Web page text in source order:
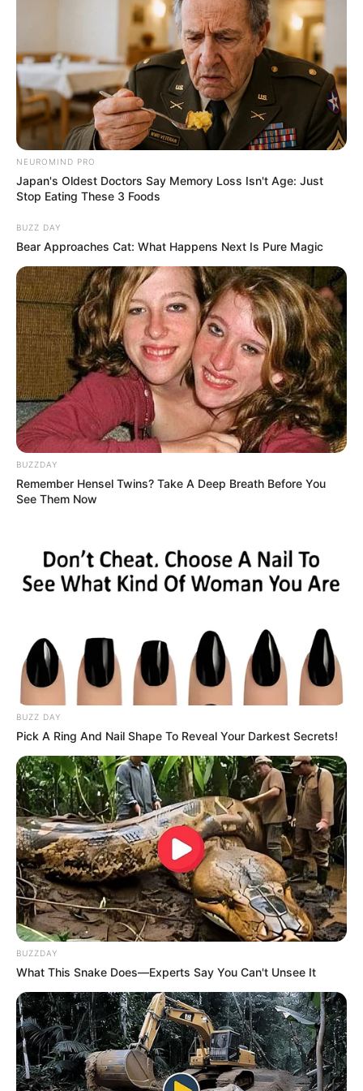
NEUROMIND PRO
Japan's Oldest Doctors Say Memory Loss Isn't Age: Just
Stop Eating These 3 Foods
BUZZ DAY
Bear Approaches Cat: What Happens Next Is Pure Magic
BUZZDAY
Remember Hensel Twins? Take A Deep Breath Before You
See Them Now
BUZZ DAY
Pick A Ring And Nail Shape To Reveal Your Darkest Secrets!
BUZZDAY
What This Snake Does—Experts Say You Can't Unsee It